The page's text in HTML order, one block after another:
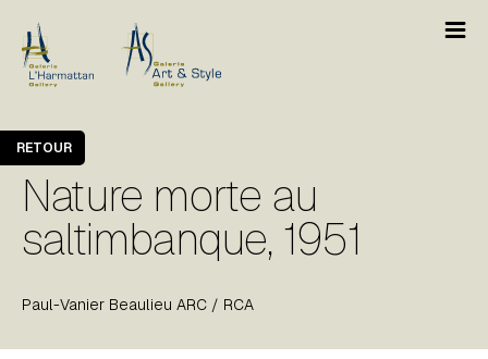
Nature morte au
saltimbanque, 1951
Paul-Vanier Beaulieu ARC / RCA
RETOUR